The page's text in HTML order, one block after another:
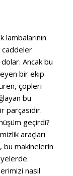
caddeler
Ancak bu
bir ekip
çöpleri
bu
parçasıdır.
geçirdi?
araçları
bu makinelerin
nasıl